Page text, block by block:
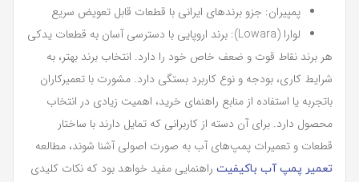
پمپیران: جزو برندهای ایرانی با قطعات قابل تعویض سریع
لوارا (Lowara): برند اروپایی با دسترسی آسان به قطعات یدکی
هر برند نقاط قوت و ضعف خاص خود را دارد. انتخاب برند بهتر، به
شرایط کاری، بودجه و نوع کاربرد بستگی دارد. مشورت با تعمیرکاران
باتجربه یا استفاده از منابع راهنمای خرید، اهمیت زیادی در انتخاب
محصول دارد. برای آن دسته از کاربرانی که تمایل دارند با ساختار
قطعات و تعمیرات پمپ‌های آب به صورت اصولی آشنا شوند، مطالعه
تعمیر پمپ آب باکیفیت راهنمایی مفید خواهد بود که نکات کلیدی